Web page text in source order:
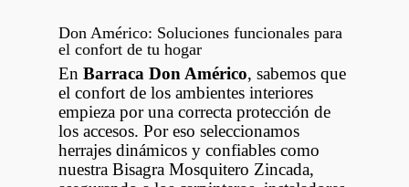
Don Américo: Soluciones funcionales para
el confort de tu hogar
En Barraca Don Américo, sabemos que
el confort de los ambientes interiores
empieza por una correcta protección de
los accesos. Por eso seleccionamos
herrajes dinámicos y confiables como
nuestra Bisagra Mosquitero Zincada,